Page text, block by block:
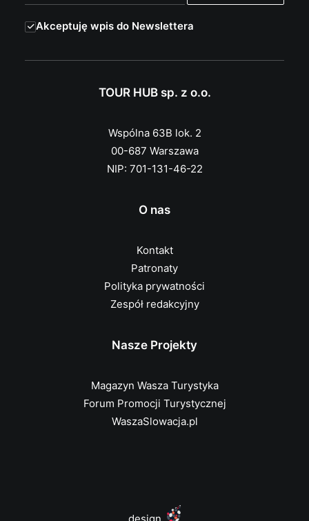
Akceptuję wpis do Newslettera
TOUR HUB sp. z o.o.
Wspólna 63B lok. 2
00-687 Warszawa
NIP: 701-131-46-22
O nas
Kontakt
Patronaty
Polityka prywatności
Zespół redakcyjny
Nasze Projekty
Magazyn Wasza Turystyka
Forum Promocji Turystycznej
WaszaSlowacja.pl